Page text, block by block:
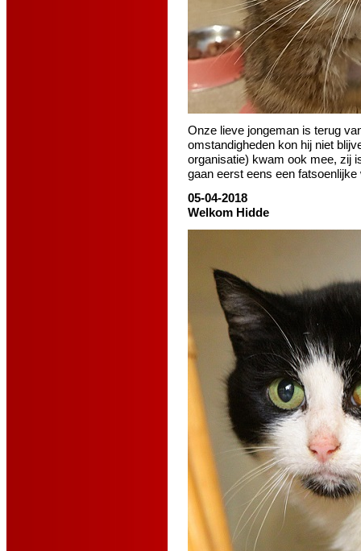
Onze lieve jongeman is terug
omstandigheden kon hij niet
organisatie) kwam ook mee, zij
gaan eerst eens een
05-04-2018
Welkom Hidde